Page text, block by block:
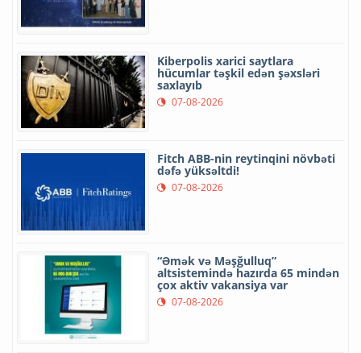
Kiberpolis xarici saytlara
hücumlar təşkil edən şəxsləri
saxlayıb
07-08-2026
Fitch ABB-nin reytinqini növbəti
dəfə yüksəltdi!
07-08-2026
“Əmək və Məşğulluq”
altsistemində hazırda 65 mindən
çox aktiv vakansiya var
07-08-2026